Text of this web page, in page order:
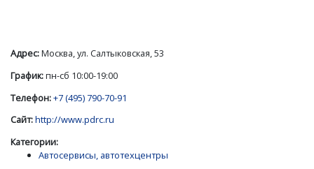
Адрес:Москва, ул. Салтыковская, 53
График:пн-сб 10:00-19:00
Телефон:+7 (495) 790-70-91
Сайт:http://www.pdrc.ru
Категории:
Автосервисы, автотехцентры